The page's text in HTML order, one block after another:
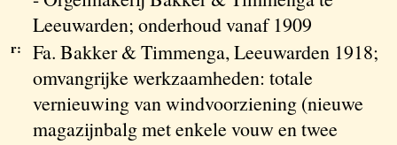
Leeuwarden; onderhoud vanaf 1909
r:
Fa. Bakker & Timmenga, Leeuwarden 1918;
omvangrijke werkzaamheden: totale
vernieuwing van windvoorziening (nieuwe
magazijnbalg met enkele vouw en twee